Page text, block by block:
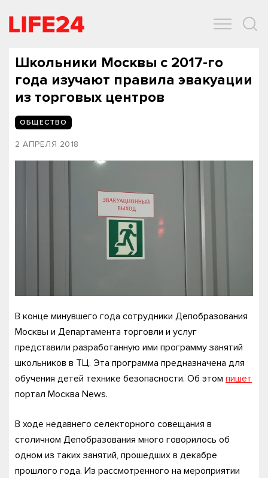
Школьники Москвы с 2017-го
года изучают правила эвакуации
из торговых центров
ОБЩЕСТВО
2 АПРЕЛЯ 2018
В конце минувшего года сотрудники Депобразования
Москвы и Департамента торговли и услуг
представили разработанную ими программу занятий
школьников в ТЦ. Эта программа предназначена для
обучения детей технике безопасности. Об этом пишет
портал Москва News.
В ходе недавнего селекторного совещания в
столичном Депобразования много говорилось об
одном из таких занятий, прошедших в декабре
прошлого года. Из рассмотренного на мероприятии